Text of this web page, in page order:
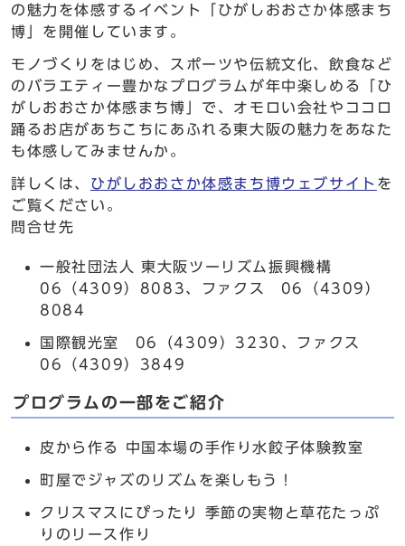
の魅力を体感するイベント「ひがしおおさか体感まち
博」を開催しています。
モノづくりをはじめ、スポーツや伝統文化、飲食など
のバラエティー豊かなプログラムが年中楽しめる「ひ
がしおおさか体感まち博」で、オモロい会社やココロ
踊るお店があちこちにあふれる東大阪の魅力をあなた
も体感してみませんか。
詳しくは、 ひがしおおさか体感まち博ウェブサイト を
ご覧ください。
問合せ先
一般社団法人 東大阪ツーリズム振興機構
06（4309）8083、ファクス 06（4309）
8084
国際観光室 06（4309）3230、ファクス
06（4309）3849
プログラムの一部をご紹介
皮から作る 中国本場の手作り水餃子体験教室
町屋でジャズのリズムを楽しもう！
クリスマスにぴったり 季節の実物と草花たっぷ
りのリース作り